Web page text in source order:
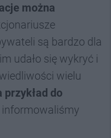
można
są bardzo dla
udało się wykryć i
wielu
przykład do
informowaliśmy